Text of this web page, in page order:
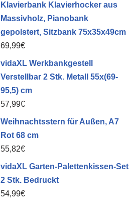
Klavierbank Klavierhocker aus
Massivholz, Pianobank
gepolstert, Sitzbank 75x35x49cm
69,99€
vidaXL Werkbankgestell
Verstellbar 2 Stk. Metall 55x(69-
95,5) cm
57,99€
Weihnachtsstern für Außen, A7
Rot 68 cm
55,82€
vidaXL Garten-Palettenkissen-Set
2 Stk. Bedruckt
54,99€